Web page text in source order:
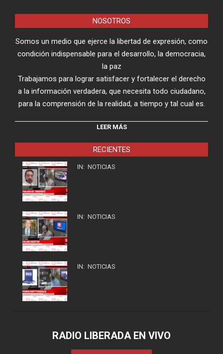
NOSOTROS
Somos un medio que ejerce la libertad de expresión, como
condición indispensable para el desarrollo, la democracia,
la paz
Trabajamos para lograr satisfacer y fortalecer el derecho
a la información verdadera, que necesita todo ciudadano,
para la comprensión de la realidad, a tiempo y tal cual es.
LEER MÁS
RECIENTES
IN: NOTICIAS
IN: NOTICIAS
IN: NOTICIAS
RADIO LIBERADA EN VIVO